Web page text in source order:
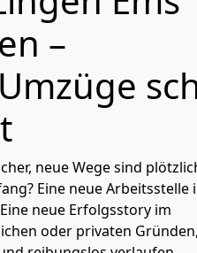
–
neue Wege sind
Eine neue Arbeitsstelle
neue Erfolgsstory im
oder privaten